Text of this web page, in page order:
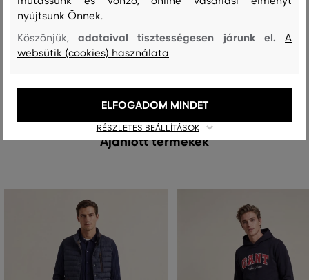
Ajánlott termékek
nyújtsunk Önnek.
Köszönjük,adataival tisztességesen járunk el.A
websütik (cookies) használata
RÉSZLETES BEÁLLÍTÁSOK
ELFOGADOM MINDET